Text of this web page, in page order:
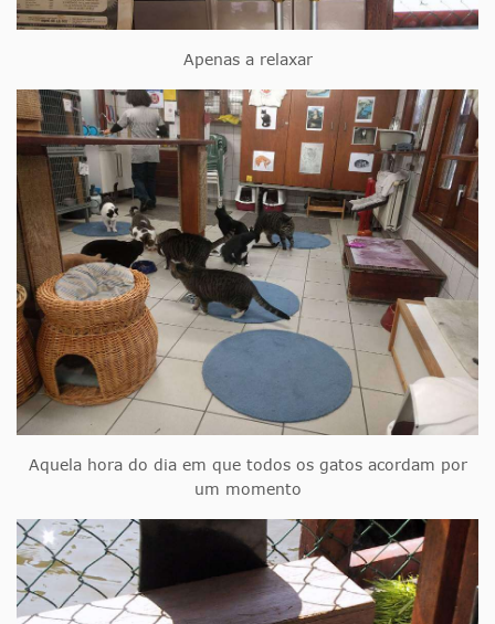
Apenas a relaxar
Aquela hora do dia em que todos os gatos acordam por
um momento